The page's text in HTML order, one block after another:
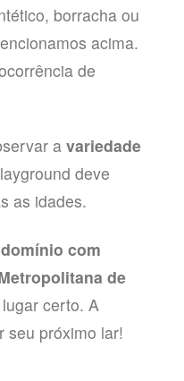
borracha ou
acima.
de
a variedade
deve
as idades.
com
de
certo. A
seu próximo lar!